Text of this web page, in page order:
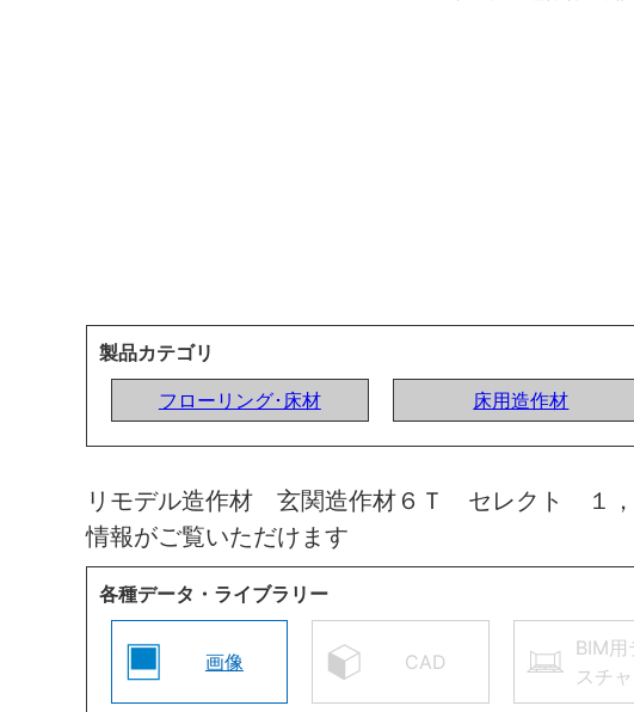
製品カテゴリ
フローリング･床材
床用造作材
リモデル造作材 玄関造作材６Ｔ セレクト １，
情報がご覧いただけます
各種データ・ライブラリー
画像 CAD
BIM用
スチ